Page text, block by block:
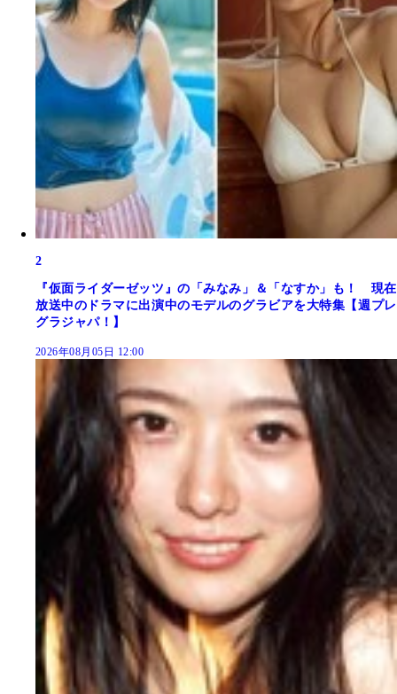
2
『仮面ライダーゼッツ』の「みなみ」＆「なすか」も！ 現在
放送中のドラマに出演中のモデルのグラビアを大特集【週プレ
グラジャパ！】
2026年08月05日 12:00